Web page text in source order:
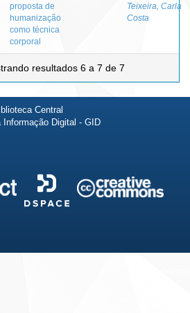
proposta de
humanização
como técnica
corporal
Teixeira, Carla
Costa
resultados 6 a 7 de 7
Central
Informação Digital - GID